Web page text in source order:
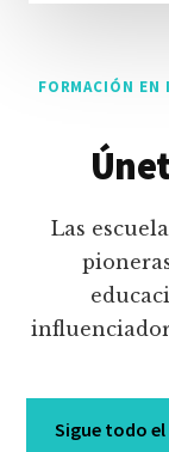
FORMACIÓN EN
Las
Sigue todo